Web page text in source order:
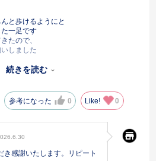
と歩けるようにと
一足です
たので、
しました
きちんと固定されて
続きを読む
参考になった 0 Like! 0
き感謝いたします。リピート